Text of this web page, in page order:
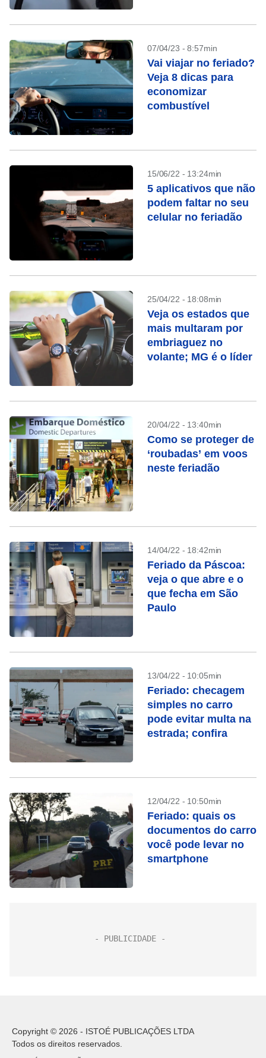
07/04/23 - 8:57min
Vai viajar no feriado?
Veja 8 dicas para
economizar
combustível
15/06/22 - 13:24min
5 aplicativos que não
podem faltar no seu
celular no feriadão
25/04/22 - 18:08min
Veja os estados que
mais multaram por
embriaguez no
volante; MG é o líder
20/04/22 - 13:40min
Como se proteger de
‘roubadas’ em voos
neste feriadão
14/04/22 - 18:42min
Feriado da Páscoa:
veja o que abre e o
que fecha em São
Paulo
13/04/22 - 10:05min
Feriado: checagem
simples no carro
pode evitar multa na
estrada; confira
12/04/22 - 10:50min
Feriado: quais os
documentos do carro
você pode levar no
smartphone
Copyright © 2026 - ISTOÉ PUBLICAÇÕES LTDA
Todos os direitos reservados.